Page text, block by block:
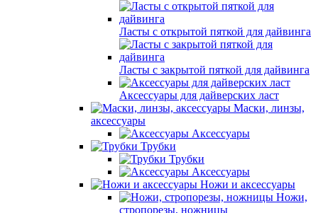
Ласты с открытой пяткой для дайвинга
Ласты с закрытой пяткой для дайвинга
Аксессуары для дайверских ласт
Маски, линзы,
аксессуары
Аксессуары
Трубки
Трубки
Аксессуары
Ножи и аксессуары
Ножи,
стропорезы, ножницы